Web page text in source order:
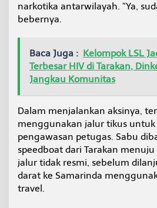
narkotika antarwilayah. “Ya,
bebernya.
Baca Juga : Kelompok LSL
Terbesar HIV di Tarakan,
Jangkau Komunitas
Dalam menjalankan aksinya,
menggunakan jalur tikus
pengawasan petugas. Sabu
speedboat dari Tarakan
jalur tidak resmi, sebelum
darat ke Samarinda
travel.